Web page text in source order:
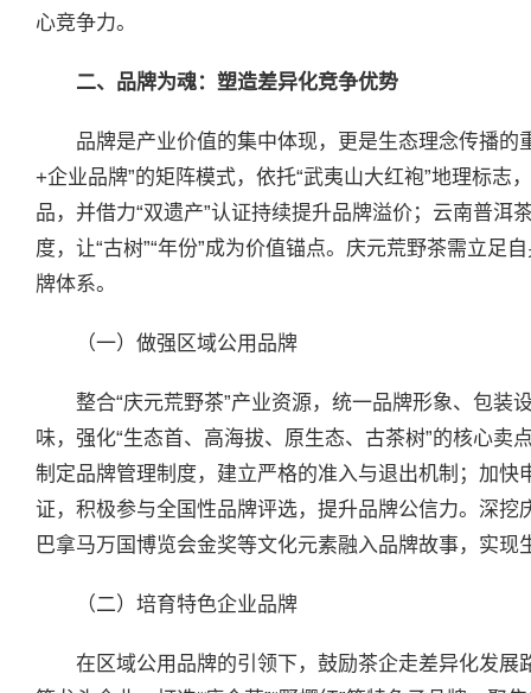
心竞争力。
二、品牌为魂：塑造差异化竞争优势
品牌是产业价值的集中体现，更是生态理念传播的
+企业品牌”的矩阵模式，依托“武夷山大红袍”地理标志
品，并借力“双遗产”认证持续提升品牌溢价；云南普洱
度，让“古树”“年份”成为价值锚点。庆元荒野茶需立足
牌体系。
（一）做强区域公用品牌
整合“庆元荒野茶”产业资源，统一品牌形象、包装
味，强化“生态首、高海拔、原生态、古茶树”的核心卖
制定品牌管理制度，建立严格的准入与退出机制；加
证，积极参与全国性品牌评选，提升品牌公信力。深挖
巴拿马万国博览会金奖等文化元素融入品牌故事，实现
（二）培育特色企业品牌
在区域公用品牌的引领下，鼓励茶企走差异化发